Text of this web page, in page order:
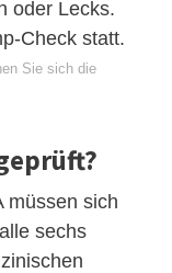
oder Lecks.
Check statt.
Sie sich die
müssen sich
sechs